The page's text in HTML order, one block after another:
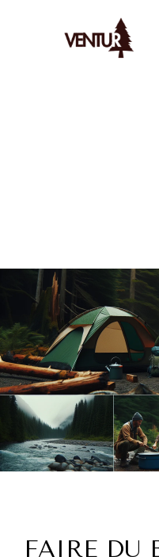
FAIRE DU